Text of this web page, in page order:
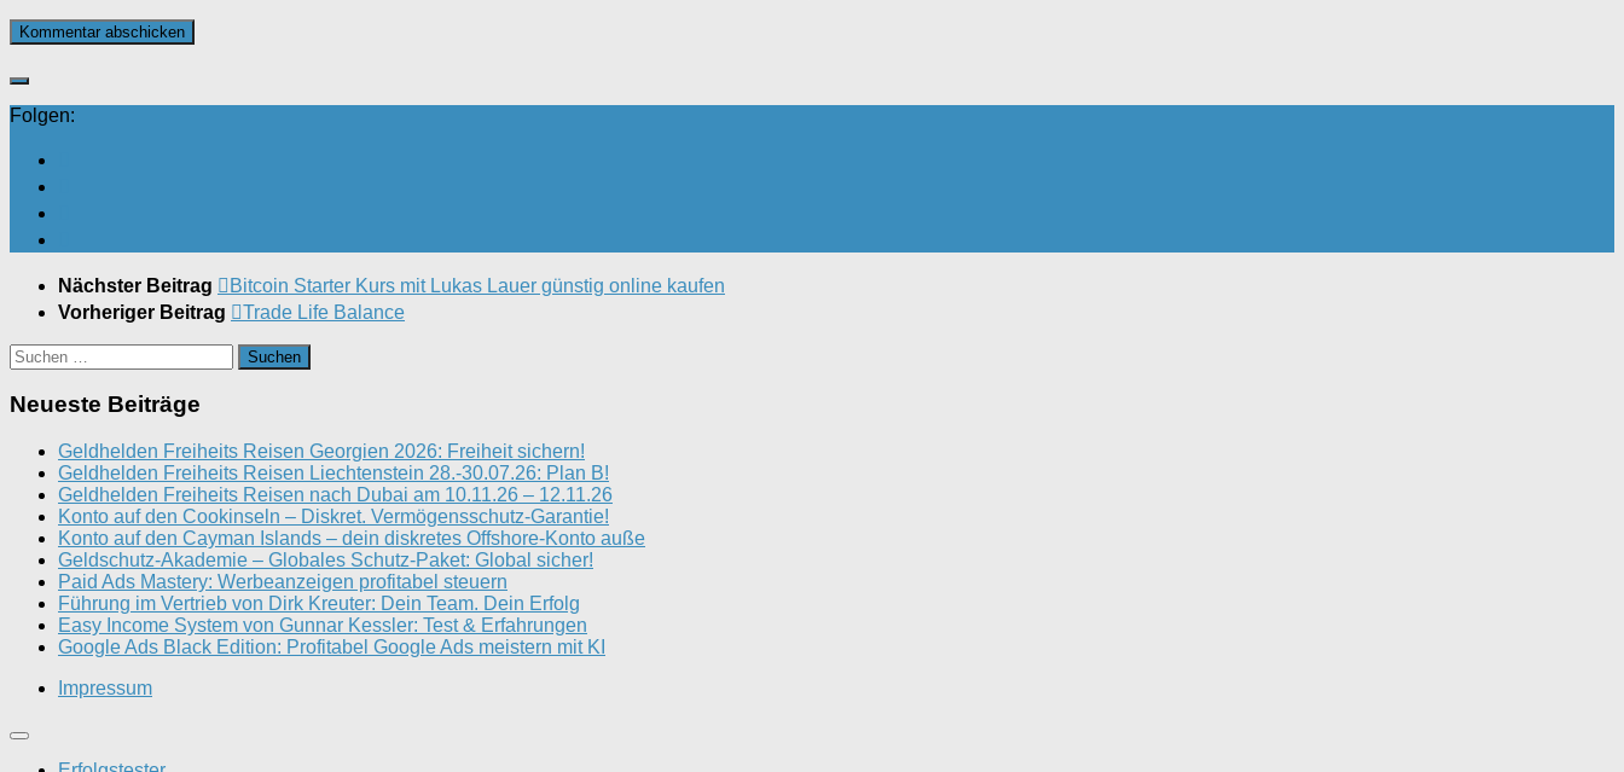
Folgen:
Nächster Beitrag
Bitcoin Starter Kurs mit Lukas Lauer günstig online kaufen
Vorheriger Beitrag
Trade Life Balance
Suchen
nach:
Neueste Beiträge
Geldhelden Freiheits Reisen Georgien 2026: Freiheit sichern!
Geldhelden Freiheits Reisen Liechtenstein 28.-30.07.26: Plan B!
Geldhelden Freiheits Reisen nach Dubai am 10.11.26 – 12.11.26
Konto auf den Cookinseln – Diskret. Vermögensschutz-Garantie!
Konto auf den Cayman Islands – dein diskretes Offshore-Konto auße
Geldschutz-Akademie – Globales Schutz-Paket: Global sicher!
Paid Ads Mastery: Werbeanzeigen profitabel steuern
Führung im Vertrieb von Dirk Kreuter: Dein Team. Dein Erfolg
Easy Income System von Gunnar Kessler: Test & Erfahrungen
Google Ads Black Edition: Profitabel Google Ads meistern mit KI
Impressum